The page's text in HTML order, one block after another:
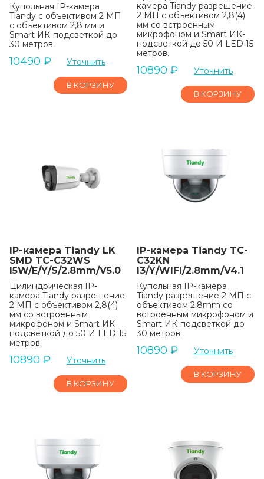
Купольная IP-камера
Tiandy с объективом 2 МП
с объективом 2,8 мм и
Smart ИК-подсветкой до
30 метров.
10490 ₽ Уточнить
В КОРЗИНУ
камера Tiandy разрешение
2 МП с объективом 2,8(4)
мм со встроенным
микрофоном и Smart ИК-
подсветкой до 50 И LED 15
метров.
10890 ₽ Уточнить
В КОРЗИНУ
IP-камера Tiandy LK
SMD TC-C32WS
I5W/E/Y/S/2.8mm/V5.0
Цилиндрическая IP-
камера Tiandy разрешение
2 МП с объективом 2,8(4)
мм со встроенным
микрофоном и Smart ИК-
подсветкой до 50 И LED 15
метров.
10890 ₽ Уточнить
В КОРЗИНУ
IP-камера Tiandy TC-
C32KN
I3/Y/WIFI/2.8mm/V4.1
Купольная IP-камера
Tiandy разрешение 2 МП с
объективом 2.8mm со
встроенным микрофоном и
Smart ИК-подсветкой до
30 метров.
10890 ₽ Уточнить
В КОРЗИНУ